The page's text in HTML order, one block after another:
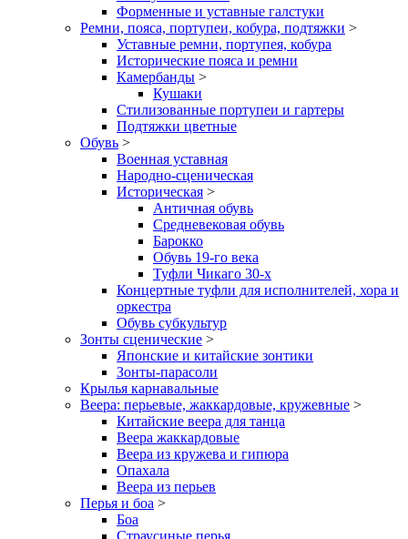
Форменные и уставные галстуки
Ремни, пояса, портупеи, кобура, подтяжки >
Уставные ремни, портупея, кобура
Исторические пояса и ремни
Камербанды >
Кушаки
Стилизованные портупеи и гартеры
Подтяжки цветные
Обувь >
Военная уставная
Народно-сценическая
Историческая >
Античная обувь
Средневековая обувь
Барокко
Обувь 19-го века
Туфли Чикаго 30-х
Концертные туфли для исполнителей, хора и
оркестра
Обувь субкультур
Зонты сценические >
Японские и китайские зонтики
Зонты-парасоли
Крылья карнавальные
Веера: перьевые, жаккардовые, кружевные >
Китайские веера для танца
Веера жаккардовые
Веера из кружева и гипюра
Опахала
Веера из перьев
Перья и боа >
Боа
Страусиные перья